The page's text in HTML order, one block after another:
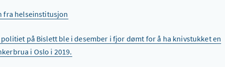
fra helseinstitusjon
på Bislett ble i desember i fjor dømt for å ha knivstukket en
i Oslo i 2019.